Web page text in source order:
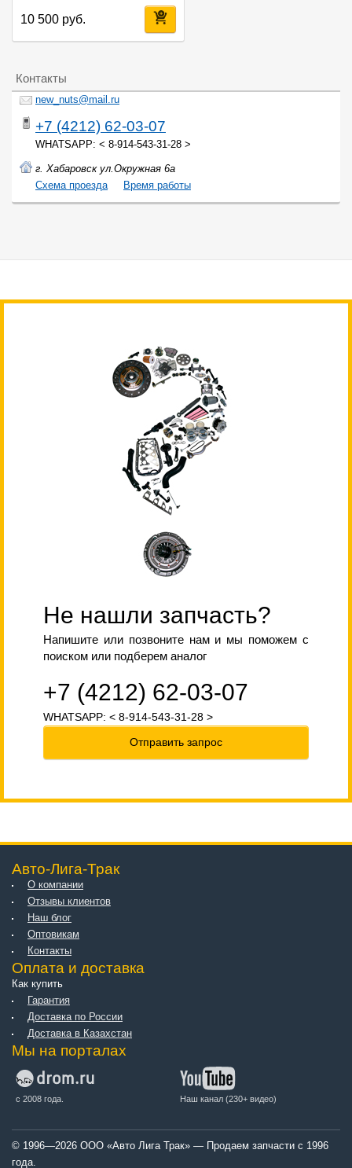
10 500 руб.
Контакты
new_nuts@mail.ru
+7 (4212) 62-03-07
WHATSAPP: < 8-914-543-31-28 >
г. Хабаровск ул.Окружная 6а
Cхема проезда
Время работы
Не нашли запчасть?
Напишите или позвоните нам и мы поможем с
поиском или подберем аналог
+7 (4212) 62-03-07
WHATSAPP: < 8-914-543-31-28 >
Отправить запрос
Авто-Лига-Трак
О компании
Отзывы клиентов
Наш блог
Оптовикам
Контакты
Оплата и доставка
Как купить
Гарантия
Доставка по России
Доставка в Казахстан
Мы на порталах
с 2008 года. Наш канал (230+ видео)
© 1996—2026 ООО «Авто Лига Трак» — Продаем запчасти с 1996
года.